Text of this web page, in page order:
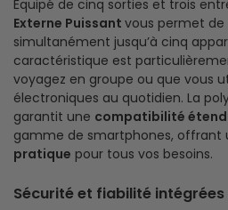
Équipé de cinq sorties et trois
Externe Puissant vous permet
simultanément jusqu’à cinq
caractéristique est
voyagez en groupe ou que vous
électroniques au quotidien. La
garantit une compatibilité
gamme de smartphones, offrant
pratique pour tous vos besoins.
Sécurité et fiabilité intégrées